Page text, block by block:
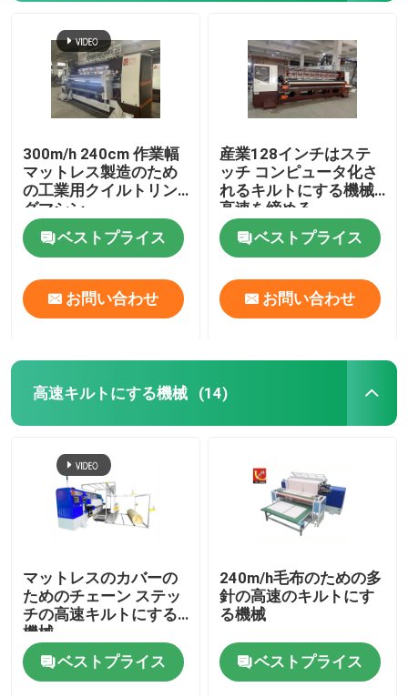
具 床具 床具 床具 床具
床具 床具 床具 床具 床
具 床具
300m/h 240cm 作業幅
マットレス製造のため
の工業用クイルトリン
グマシン
ベストプライス
お問い合わせ
産業128インチはステ
ッチ コンピュータ化さ
れるキルトにする機械
高速を締める
ベストプライス
お問い合わせ
高速キルトにする機械 (14)
マットレスのカバーの
ためのチェーン ステッ
チの高速キルトにする
機械
ベストプライス
240m/h毛布のための多
針の高速のキルトにす
る機械
ベストプライス